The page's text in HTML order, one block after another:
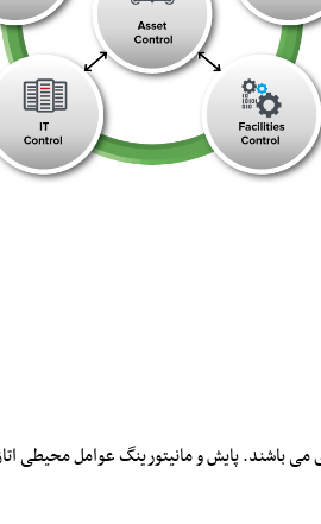
باشند. پایش و مانیتورینگ عوامل محیطی